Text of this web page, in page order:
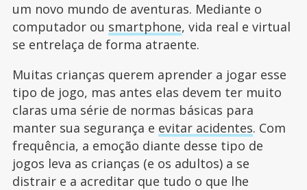
um novo mundo de aventuras. Mediante o
computador ou smartphone, vida real e virtual
se entrelaça de forma atraente.
Muitas crianças querem aprender a jogar esse
tipo de jogo, mas antes elas devem ter muito
claras uma série de normas básicas para
manter sua segurança e evitar acidentes. Com
frequência, a emoção diante desse tipo de
jogos leva as crianças (e os adultos) a se
distrair e a acreditar que tudo o que lhe